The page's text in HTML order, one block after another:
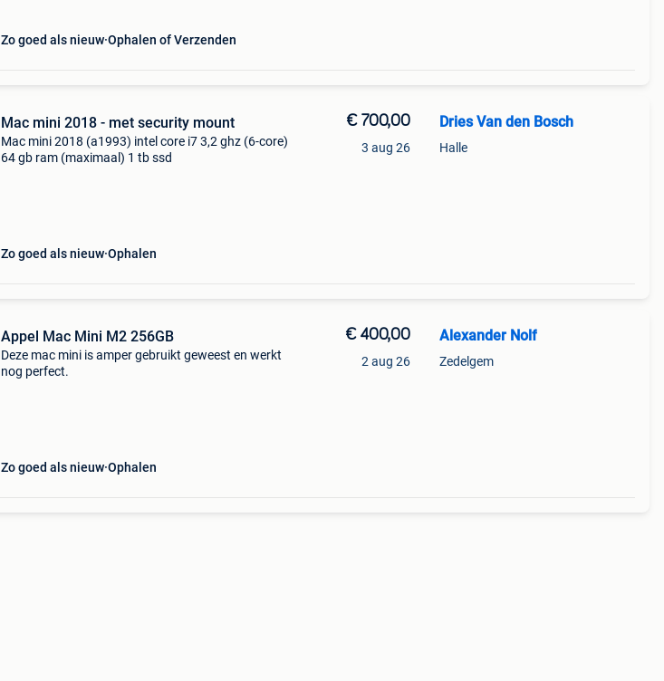
Zo goed als nieuw Ophalen of Verzenden
Mac mini 2018 - met security mount
Mac mini 2018 (a1993) intel core i7 3,2 ghz (6-core)
64 gb ram (maximaal) 1 tb ssd
Zo goed als nieuw Ophalen
€ 700,00
3 aug 26
Dries Van den Bosch
Halle
Appel Mac Mini M2 256GB
Deze mac mini is amper gebruikt geweest en werkt
nog perfect.
Zo goed als nieuw Ophalen
€ 400,00
2 aug 26
Alexander Nolf
Zedelgem